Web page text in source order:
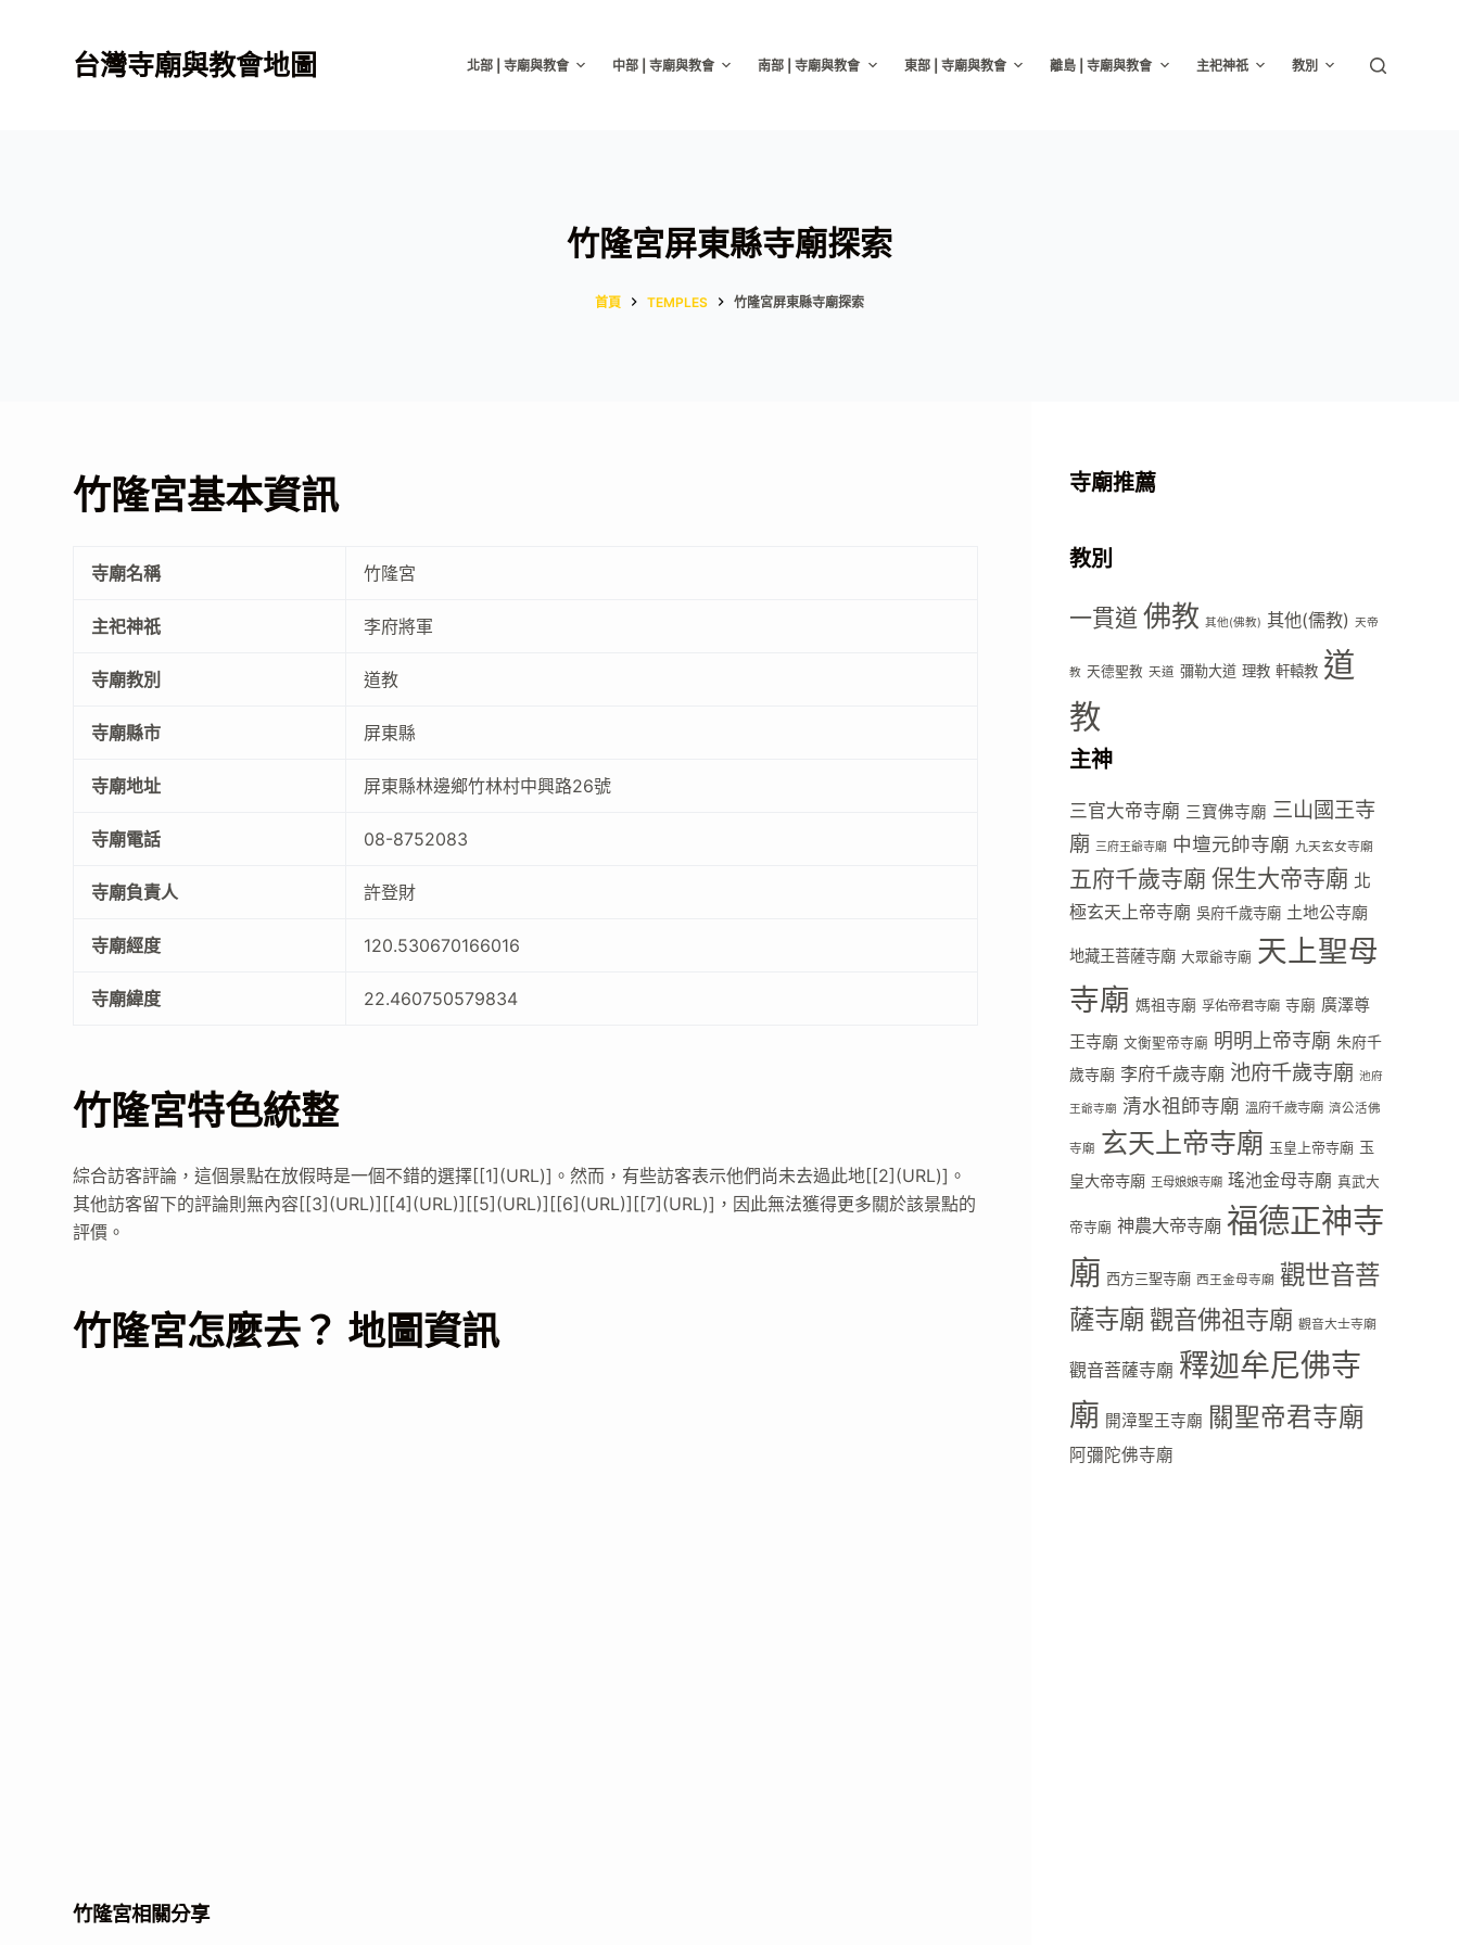
台灣寺廟與教會地圖 北部 | 寺廟與教會 中部 | 寺廟與教會 南部 | 寺廟與教會 東部 | 寺廟與教會 離島 | 寺廟與教會 主祀神祇 教別
竹隆宮屏東縣寺廟探索
首頁 TEMPLES 竹隆宮屏東縣寺廟探索
竹隆宮基本資訊
寺廟名稱 竹隆宮
主祀神祇 李府將軍
寺廟教別 道教
寺廟縣市 屏東縣
寺廟地址 屏東縣林邊鄉竹林村中興路26號
寺廟電話 08-8752083
寺廟負責人 許登財
寺廟經度 120.530670166016
寺廟緯度 22.460750579834
竹隆宮特色統整
綜合訪客評論，這個景點在放假時是一個不錯的選擇[[1](URL)]。然而，有些訪客表示他們尚未去過此地[[2](URL)]。
其他訪客留下的評論則無內容[[3](URL)][[4](URL)][[5](URL)][[6](URL)][[7](URL)]，因此無法獲得更多關於該景點的
評價。
竹隆宮怎麼去？ 地圖資訊
竹隆宮相關分享
寺廟推薦
教別
一貫道 佛教 其他(佛教) 其他(儒教) 天帝
教 天德聖教 天道 彌勒大道 理教 軒轅教 道
教
主神
三官大帝寺廟 三寶佛寺廟 三山國王寺
廟 三府王爺寺廟 中壇元帥寺廟 九天玄女寺廟
五府千歲寺廟 保生大帝寺廟 北
極玄天上帝寺廟 吳府千歲寺廟 土地公寺廟
地藏王菩薩寺廟 大眾爺寺廟 天上聖母
寺廟 媽祖寺廟 孚佑帝君寺廟 寺廟 廣澤尊
王寺廟 文衡聖帝寺廟 明明上帝寺廟 朱府千
歲寺廟 李府千歲寺廟 池府千歲寺廟 池府
王爺寺廟 清水祖師寺廟 溫府千歲寺廟 濟公活佛
寺廟 玄天上帝寺廟 玉皇上帝寺廟 玉
皇大帝寺廟 王母娘娘寺廟 瑤池金母寺廟 真武大
帝寺廟 神農大帝寺廟 福德正神寺
廟 西方三聖寺廟 西王金母寺廟 觀世音菩
薩寺廟觀音佛祖寺廟 觀音大士寺廟
觀音菩薩寺廟 釋迦牟尼佛寺
廟 開漳聖王寺廟 關聖帝君寺廟
阿彌陀佛寺廟